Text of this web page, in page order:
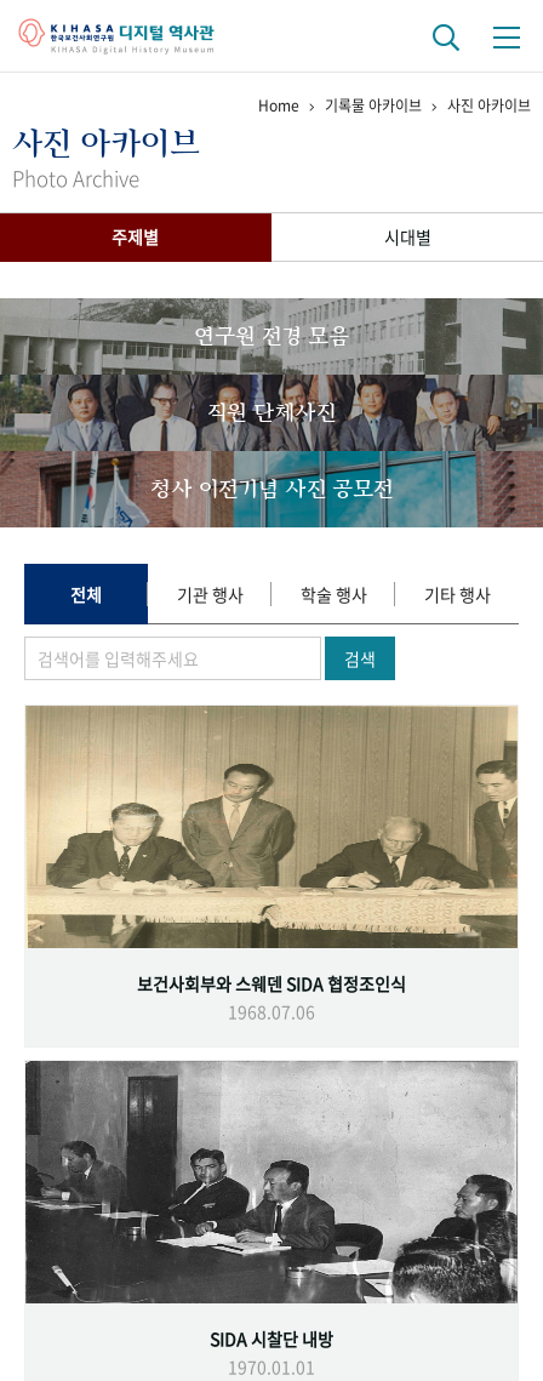
걸어온 길 기관 변천사
간행물 변천사
기록물 아카이브
사진 아카이브 문서 기록물 행정박물 영상 기록물
50+1 주년 기념
성과 50선 숫자로 보는 50년
세계와 함께 한 KIHASA
VR 역사관
Home 기록물 아카이브 사진 아카이브
사진 아카이브
Photo Archive
주제별 시대별
연구원 전경 모음
직원 단체사진
청사 이전기념 사진 공모전
전체 기관 행사 학술 행사 기타 행사
검색
보건사회부와 스웨덴 SIDA 협정조인식
1968.07.06
SIDA 시찰단 내방
1970.01.01